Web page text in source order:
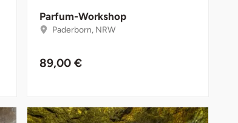
Parfum-Workshop
Paderborn, NRW
89,00 €